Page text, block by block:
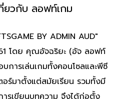
ยวกับ ลอฟท์เกม
BY ADMIN AUD"
โดย คุณอัจฉริยะ (อัจ ลอฟท์
การเล่นเกมทั้งคอนโซลและพีซี
อร์มาตั้งแต่สมัยเรียน รวมทั้งมี
ารเขียนบทความ จึงได้ก่อตั้ง